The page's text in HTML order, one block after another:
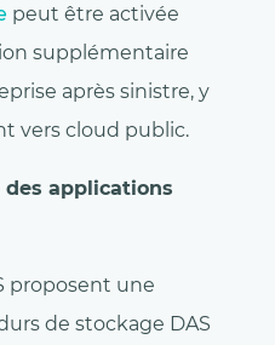
peut être activée
supplémentaire
après sinistre, y
vers cloud public.
applications
proposent une
de stockage DAS